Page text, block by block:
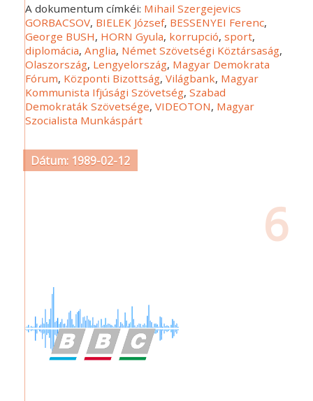
A dokumentum címkéi: Mihail Szergejevics
GORBACSOV, BIELEK József, BESSENYEI Ferenc,
George BUSH, HORN Gyula, korrupció,sport,
diplomácia,Anglia, Német Szövetségi Köztársaság,
Olaszország, Lengyelország, Magyar Demokrata
Fórum, Központi Bizottság,Világbank, Magyar
Kommunista Ifjúsági Szövetség,Szabad
Demokraták Szövetsége,VIDEOTON, Magyar
Szocialista Munkáspárt
Dátum: 1989-02-12
6